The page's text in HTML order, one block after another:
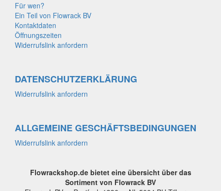
Für wen?
Ein Teil von Flowrack BV
Kontaktdaten
Öffnungszeiten
Widerrufslink anfordern
DATENSCHUTZERKLÄRUNG
Widerrufslink anfordern
ALLGEMEINE GESCHÄFTSBEDINGUNGEN
Widerrufslink anfordern
Flowrackshop.de bietet eine übersicht über das
Sortiment von Flowrack BV